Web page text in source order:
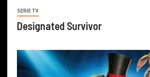
SERIE TV
Designated Survivor